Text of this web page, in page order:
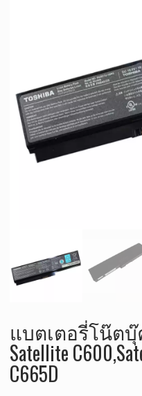
แบตเตอรี่โน๊ตบุ๊
Satellite
C665D